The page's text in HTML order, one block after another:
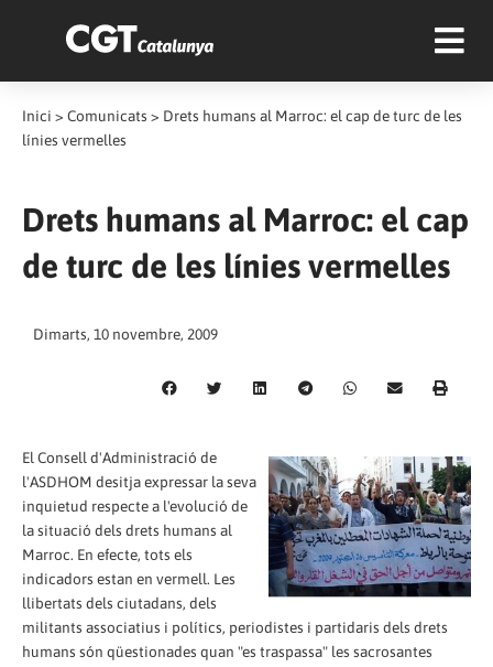
Inici > Comunicats > Drets humans al Marroc: el cap de turc de les
línies vermelles
Drets humans al Marroc: el cap
de turc de les línies vermelles
Dimarts, 10 novembre, 2009
El Consell d'Administració de
l'ASDHOM desitja expressar la seva
inquietud respecte a l'evolució de
la situació dels drets humans al
Marroc. En efecte, tots els
indicadors estan en vermell. Les
llibertats dels ciutadans, dels
militants associatius i polítics, periodistes i partidaris dels drets
humans són qüestionades quan "es traspassa" les sacrosantes